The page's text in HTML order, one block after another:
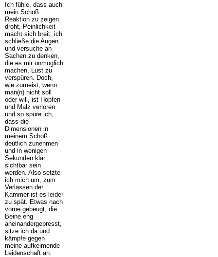
Ich fühle, dass auch
mein Schoß
Reaktion zu zeigen
droht, Peinlichkeit
macht sich breit, ich
schließe die Augen
und versuche an
Sachen zu denken,
die es mir unmöglich
machen, Lust zu
verspüren. Doch,
wie zumeist, wenn
man(n) nicht soll
oder will, ist Hopfen
und Malz verloren
und so spüre ich,
dass die
Dimensionen in
meinem Schoß
deutlich zunehmen
und in wenigen
Sekunden klar
sichtbar sein
werden. Also setzte
ich mich um, zum
Verlassen der
Kammer ist es leider
zu spät. Etwas nach
vorne gebeugt, die
Beine eng
aneinandergepresst,
sitze ich da und
kämpfe gegen
meine aufkeimende
Leidenschaft an.